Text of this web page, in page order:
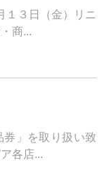
１３日（金）リニ
商...
」を取り扱い致
各店...